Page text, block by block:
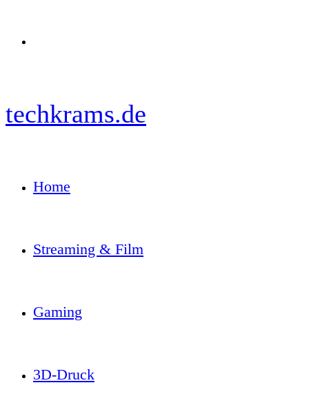
techkrams.de
Home
Streaming & Film
Gaming
3D-Druck